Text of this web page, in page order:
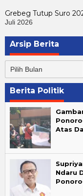
Grebeg Tutup Suro
Juli 2026
Arsip Berita
Berita
Berita Politik
Atas
Ndaru